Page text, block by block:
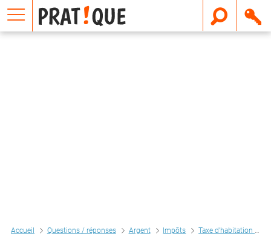
Accueil Questions / réponses Argent Impôts Taxe d'habitation et taxes foncières
E
m
a